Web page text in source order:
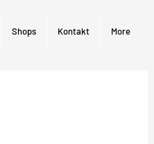
Shops Kontakt More